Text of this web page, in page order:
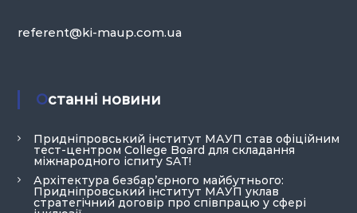
referent@ki-maup.com.ua
Останні новини
Придніпровський інститут МАУП став офіційним
тест-центром College Board для складання
міжнародного іспиту SAT!
Архітектура безбар’єрного майбутнього:
Придніпровський інститут МАУП уклав
стратегічний договір про співпрацю у сфері